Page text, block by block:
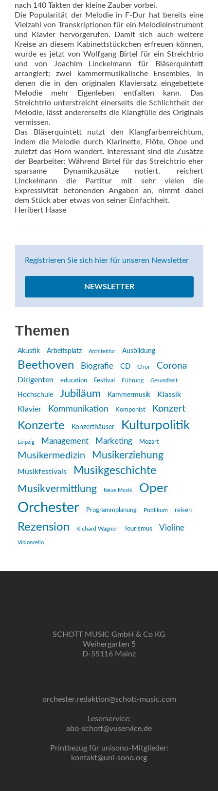
nach 140 Takten der kleine Zauber vorbei.
Die Popularität der Melodie in F-Dur hat bereits eine
Vielzahl von Transkriptionen für ein Melodieinstrument
und Klavier hervorgerufen. Damit sich auch weitere
Kreise an diesem Kabinettstückchen erfreuen können,
wurde es jetzt von Wolfgang Birtel für ein Streichtrio
und von Joachim Linckelmann für Bläserquintett
arrangiert; zwei kammermusikalische Ensembles, in
denen die in den originalen Klaviersatz eingebettete
Melodie mehr Eigenleben entfalten kann. Das
Streichtrio unterstreicht einerseits die Schlichtheit der
Melodie, lässt andererseits die Klangfülle des Originals
vermissen.
Das Bläserquintett nutzt den Klangfarbenreichtum,
indem die Melodie durch Klarinette, Flöte, Oboe und
zuletzt das Horn wandert. Interessant sind die Zusätze
der Bearbeiter: Während Birtel für das Streichtrio eher
sparsame Dynamikzusätze notiert, reichert
Linckelmann die Partitur mit sehr vielen die
Expressivität betonenden Angaben an, nimmt dabei
dem Stück aber etwas von seiner Einfachheit.
Heribert Haase
Registrieren Sie sich hier für unseren Newsletter
NEWSLETTER
Themen
Akustik Arbeitsplatz Architektur Ausbildung
Beethoven Biografie CD Chor Corona
Dirigenten education Festival Führung Gesundheit
Hochschule Jubiläum Kammermusik
Klassik
Klavier
Kommunikation Komponist Konzert
Konzerte Konzerthäuser Kulturpolitik
Leipzig Management Marketing Mozart
Musikermedizin Musikerziehung
Musikfestivals Musikgeschichte
Musikvermittlung Neue Musik Oper
Orchester Programmplanung Publikum reisen
Rezension Richard Wagner Tourismus Violine
Violoncello
SCHOTT MUSIC GmbH & Co KG
Weihergarten 5
D-55116 Mainz
orchester.redaktion@schott-music.com
Leserservice:
abo-schott@vuservice.de
Printbezug für unisono-Mitglieder:
kontakt@uni-sono.org